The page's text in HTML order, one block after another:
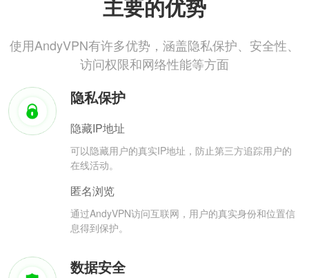
主要的优势
使用AndyVPN有许多优势，涵盖隐私保护、安全性、
访问权限和网络性能等方面
隐私保护
隐藏IP地址
可以隐藏用户的真实IP地址，防止第三方追踪用户的
在线活动。
匿名浏览
通过AndyVPN访问互联网，用户的真实身份和位置信
息得到保护。
数据安全